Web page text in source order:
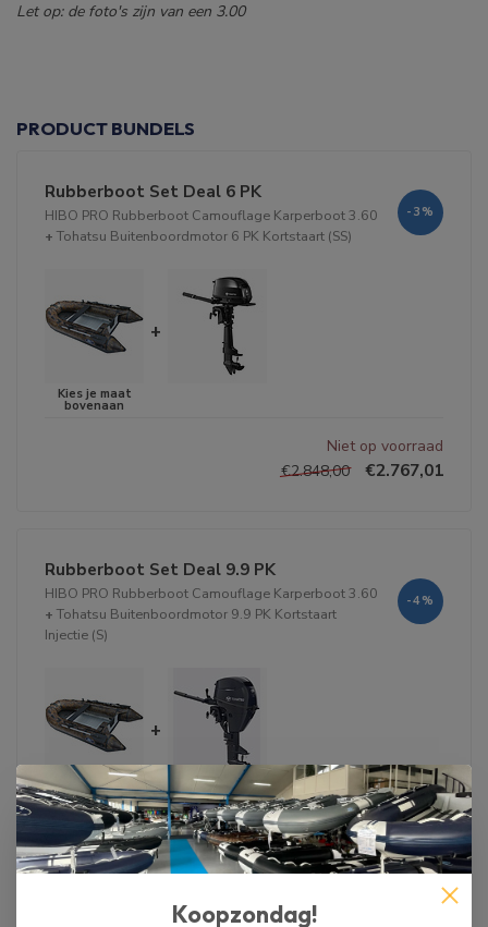
Let op: de foto's zijn van een 3.00
PRODUCT BUNDELS
Rubberboot Set Deal 6 PK
HIBO PRO Rubberboot Camouflage Karperboot 3.60
+ Tohatsu Buitenboordmotor 6 PK Kortstaart (SS)
-3%
+
Niet op voorraad
€2.848,00
€2.767,01
Rubberboot Set Deal 9.9 PK
HIBO PRO Rubberboot Camouflage Karperboot 3.60
+ Tohatsu Buitenboordmotor 9.9 PK Kortstaart
Injectie (S)
-4%
+
Niet op voorraad
€3.998,00
€3.843,01
Koopzondag!